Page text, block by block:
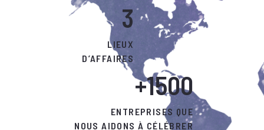
3
LIEUX
D’AFFAIRES
+1500
ENTREPRISES QUE
NOUS AIDONS À CÉLÉBRER